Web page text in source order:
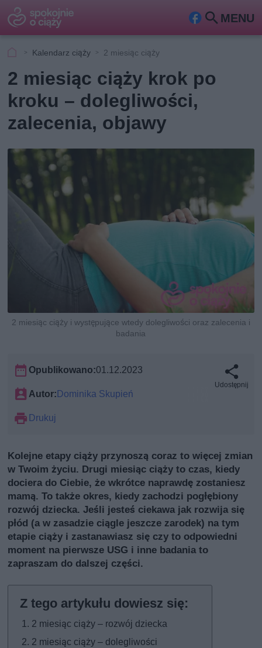
MENU
Fa Szu
Kalendarz ciąży 2 miesiąc ciąży
2 miesiąc ciąży krok po
kroku – dolegliwości,
zalecenia, objawy
2 miesiąc ciąży i występujące wtedy dolegliwości oraz zalecenia i
badania
Opublikowano:01.12.2023
Autor:Dominika Skupień
Drukuj
Udostępnij
Kolejne etapy ciąży przynoszą coraz to więcej zmian
w Twoim życiu. Drugi miesiąc ciąży to czas, kiedy
dociera do Ciebie, że wkrótce naprawdę zostaniesz
mamą. To także okres, kiedy zachodzi pogłębiony
rozwój dziecka. Jeśli jesteś ciekawa jak rozwija się
płód (a w zasadzie ciągle jeszcze zarodek) na tym
etapie ciąży i zastanawiasz się czy to odpowiedni
moment na pierwsze USG i inne badania to
zapraszam do dalszej części.
2 miesiąc ciąży – rozwój dziecka
2 miesiąc ciąży – dolegliwości